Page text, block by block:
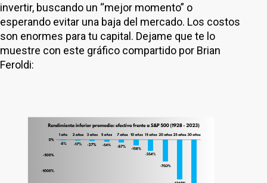
invertir, buscando un “mejor momento” o
esperando evitar una baja del mercado. Los costos
son enormes para tu capital. Dejame que te lo
muestre con este gráfico compartido por Brian
Feroldi: